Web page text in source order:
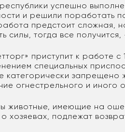
успешно
и решили поработать
предстоит сложная,
силы, тогда все
приступит к работе
специальных
категорически
огнестрельного и иного
животные, имеющие на
хозяевах, подлежат